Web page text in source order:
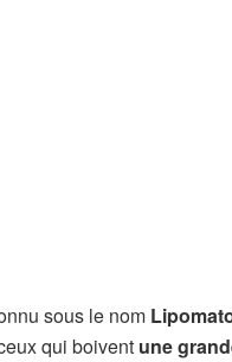
sous le nom
qui boivent une